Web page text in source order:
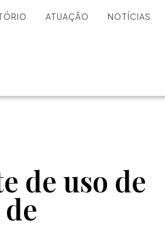
ATUAÇÃO NOTÍCIAS
de uso de